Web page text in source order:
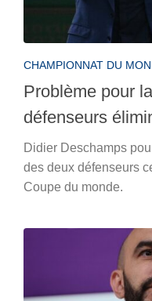
CHAMPIONNAT DU
Problème pour
défenseurs
Didier Deschamps
des deux défenseurs
Coupe du monde.